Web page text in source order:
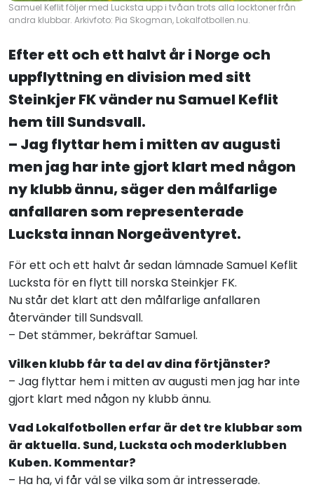
Samuel Keflit följer med Lucksta upp i tvåan trots alla locktoner från
andra klubbar. Arkivfoto: Pia Skogman, Lokalfotbollen.nu.
Efter ett och ett halvt år i Norge och
uppflyttning en division med sitt
Steinkjer FK vänder nu Samuel Keflit
hem till Sundsvall.
– Jag flyttar hem i mitten av augusti
men jag har inte gjort klart med någon
ny klubb ännu, säger den målfarlige
anfallaren som representerade
Lucksta innan Norgeäventyret.
För ett och ett halvt år sedan lämnade Samuel Keflit
Lucksta för en flytt till norska Steinkjer FK.
Nu står det klart att den målfarlige anfallaren
återvänder till Sundsvall.
– Det stämmer, bekräftar Samuel.
Vilken klubb får ta del av dina förtjänster?
– Jag flyttar hem i mitten av augusti men jag har inte
gjort klart med någon ny klubb ännu.
Vad Lokalfotbollen erfar är det tre klubbar som
är aktuella. Sund, Lucksta och moderklubben
Kuben. Kommentar?
– Ha ha, vi får väl se vilka som är intresserade.